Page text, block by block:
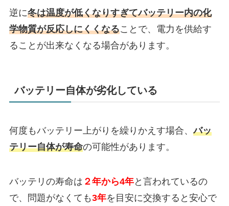
逆に冬は温度が低くなりすぎてバッテリー内の化
学物質が反応しにくくなることで、電力を供給す
ることが出来なくなる場合があります。
バッテリー自体が劣化している
何度もバッテリー上がりを繰りかえす場合、バッ
テリー自体が寿命の可能性があります。
バッテリの寿命は ２年から4年と言われているの
で、問題がなくても3年を目安に交換すると安心で